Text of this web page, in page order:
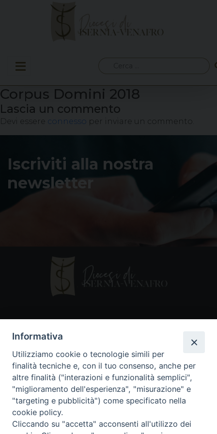
per:
Corpus Domini 2018
Lascia un commento
Devi essere connesso per inviare un commento.
Iscriviti alla nostra
newsletter
86170 Isernia
086550849
segreteria@diocesiiserniavenafro.it
I nostri social
Informativa
Utilizziamo cookie o tecnologie simili per
finalità tecniche e, con il tuo consenso, anche per
altre finalità ("interazioni e funzionalità semplici",
"miglioramento dell'esperienza", "misurazione" e
"targeting e pubblicità") come specificato nella
cookie policy.
Cliccando su "accetta" acconsenti all'utilizzo dei